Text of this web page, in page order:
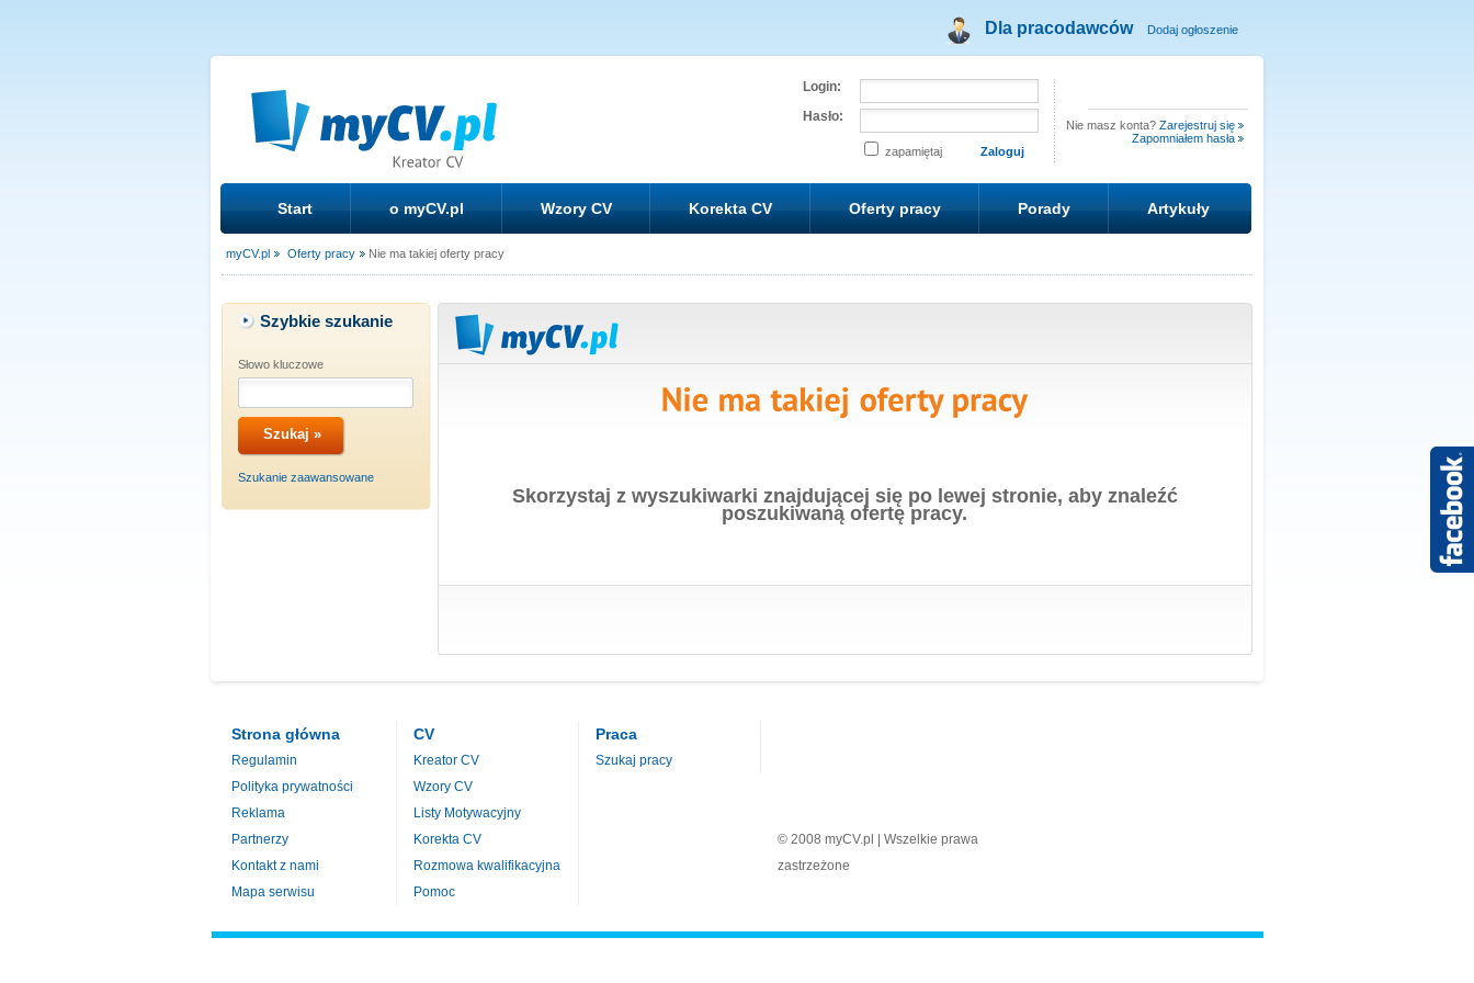
Dla pracodawców Dodaj ogłoszenie
Login:
Hasło:
zapamiętaj
Nie masz konta? Zarejestruj się
Zapomniałem hasła
Start o myCV.pl Wzory CV Korekta CV Oferty pracy Porady Artykuły
myCV.pl Oferty pracy Nie ma takiej oferty pracy
Szybkie szukanie
Słowo kluczowe
Szukanie zaawansowane
Skorzystaj z wyszukiwarki znajdującej się po lewej stronie, aby znaleźć
poszukiwaną ofertę pracy.
Strona główna
Regulamin
Polityka prywatności
Reklama
Partnerzy
Kontakt z nami
Mapa serwisu
CV
Kreator CV
Wzory CV
Listy Motywacyjny
Korekta CV
Rozmowa kwalifikacyjna
Pomoc
Praca
Szukaj pracy
© 2008 myCV.pl | Wszelkie prawa
zastrzeżone